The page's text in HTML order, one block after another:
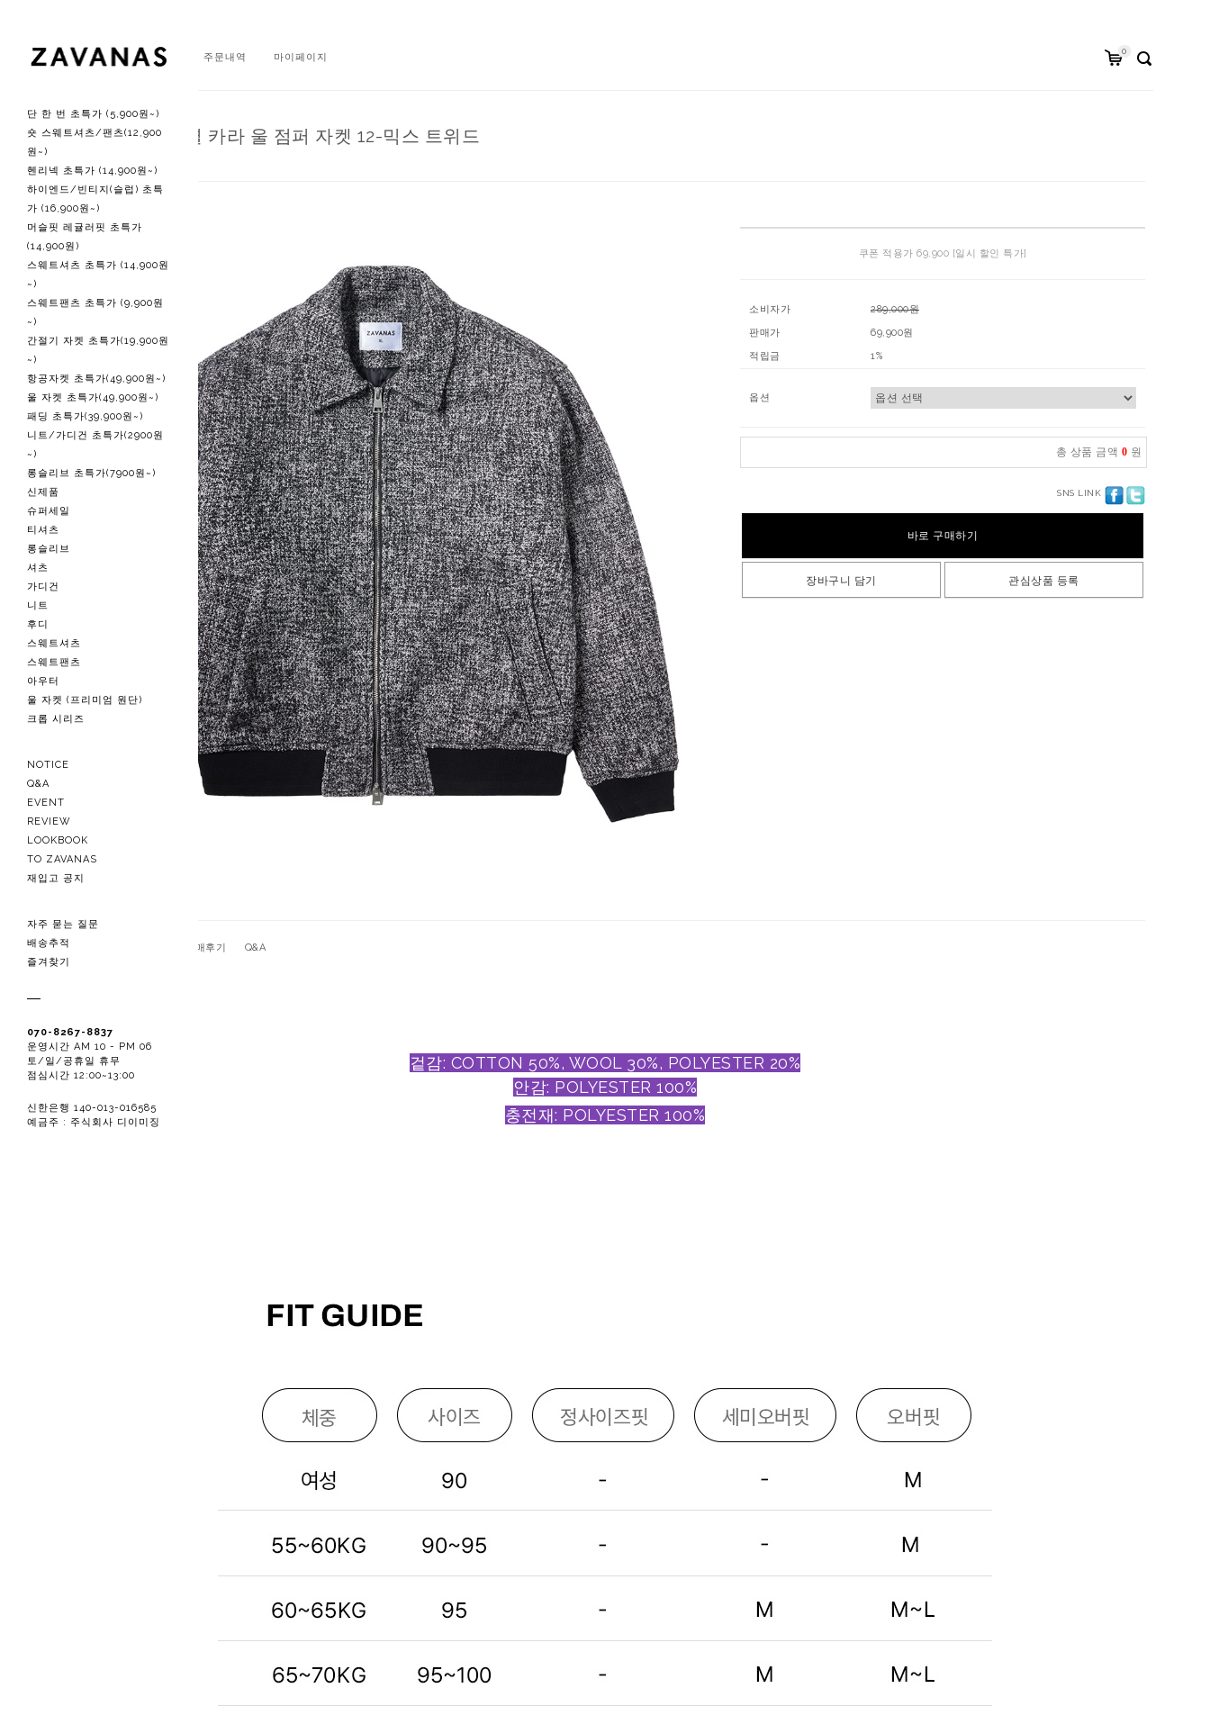
회원가입 로그인 주문내역 마이페이지
0
단 한 번 초특가 (5,900원~)
숏 스웨트셔츠/팬츠(12,900
원~)
헨리넥 초특가 (14,900원~)
하이엔드/빈티지(슬럽) 초특
가 (16,900원~)
머슬핏 레귤러핏 초특가
(14,900원)
스웨트셔츠 초특가 (14,900원
~)
스웨트팬츠 초특가 (9,900원
~)
간절기 자켓 초특가(19,900원
~)
항공자켓 초특가(49,900원~)
울 자켓 초특가(49,900원~)
패딩 초특가(39,900원~)
니트/가디건 초특가(2900원
~)
롱슬리브 초특가(7900원~)
신제품
슈퍼세일
티셔츠
롱슬리브
셔츠
가디건
니트
후디
스웨트셔츠
스웨트팬츠
아우터
울 자켓 (프리미엄 원단)
크롭 시리즈
NOTICE
Q&A
EVENT
REVIEW
LOOKBOOK
TO ZAVANAS
재입고 공지
자주 묻는 질문
배송추적
즐겨찾기
070-8267-8837
운영시간 AM 10 - PM 06
토/일/공휴일 휴무
점심시간 12:00~13:00
신한은행 140-013-016585
예금주 : 주식회사 디이미징
미니멀 에센셜 카라 울 점퍼 자켓 12-믹스 트위드
쿠폰 적용가 69,900 [일시 할인 특가]
소비자가
289,000원
판매가
69,900원
적립금
1%
옵션
총 상품 금액 0 원
SNS LINK
바로 구매하기
장바구니 담기 관심상품 등록
관련상품 구매후기 Q&A
겉감: COTTON 50%, WOOL 30%, POLYESTER 20%
안감: POLYESTER 100%
충전재: POLYESTER 100%